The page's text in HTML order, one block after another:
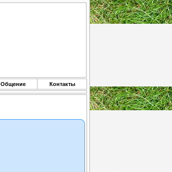
Общение Контакты